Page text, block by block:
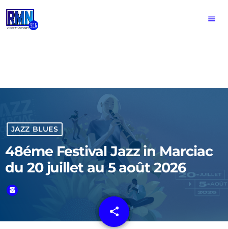
menu
JAZZ BLUES
48éme Festival Jazz in Marciac
du 20 juillet au 5 août 2026
share
email